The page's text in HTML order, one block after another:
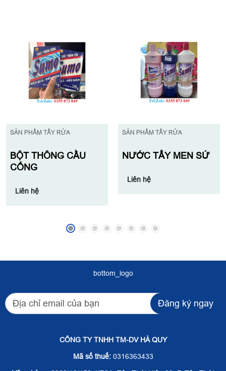
SẢN PHẨM TẨY RỬA
BỘT THÔNG CẦU
CỐNG
Liên hệ
SẢN PHẨM TẨY RỬA
NƯỚC TẨY MEN SỨ
Liên hệ
bottom_logo
Đăng ký ngay
CÔNG TY TNHH TM-DV HÀ QUY
Mã số thuế:0316363433